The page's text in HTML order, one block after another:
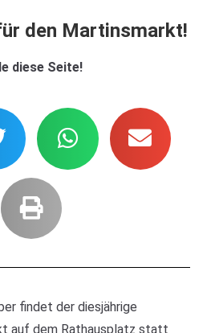
den Martinsmarkt!
diese Seite!
findet der diesjährige
auf dem Rathausplatz statt